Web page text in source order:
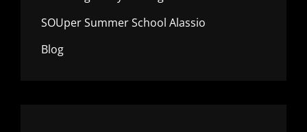
SOUper Summer School Alassio
Blog